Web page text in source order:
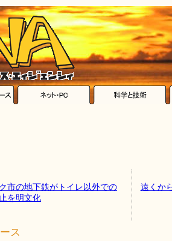
市の地下鉄がトイレ以外での
を明文化
遠くか
ス